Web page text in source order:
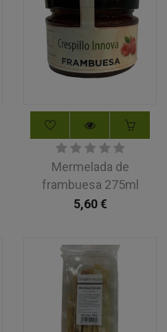
Mermelada de
frambuesa 275ml
5,60€